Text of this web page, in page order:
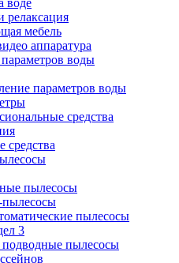
воде
релаксация
мебель
аппаратура
воды
параметров воды
средства
средства
пылесосы
пылесосы
3
пылесосы